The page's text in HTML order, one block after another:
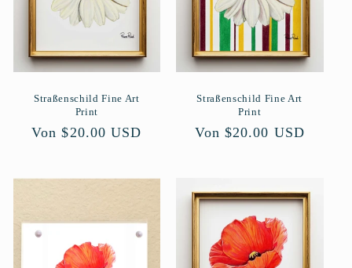
Straßenschild Fine Art
Print
Normaler
Von $20.00 USD
Straßenschild Fine Art
Print
Normaler
Von $20.00 USD